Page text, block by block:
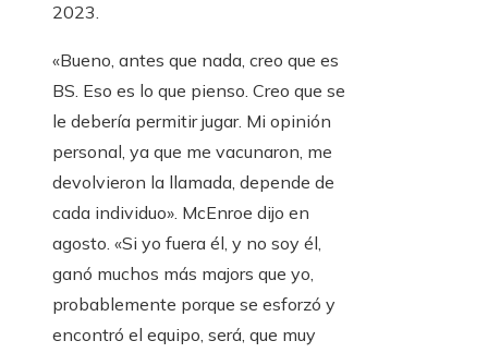
2023.
«Bueno, antes que nada, creo que es
BS. Eso es lo que pienso. Creo que se
le debería permitir jugar. Mi opinión
personal, ya que me vacunaron, me
devolvieron la llamada, depende de
cada individuo». McEnroe dijo en
agosto. «Si yo fuera él, y no soy él,
ganó muchos más majors que yo,
probablemente porque se esforzó y
encontró el equipo, será, que muy